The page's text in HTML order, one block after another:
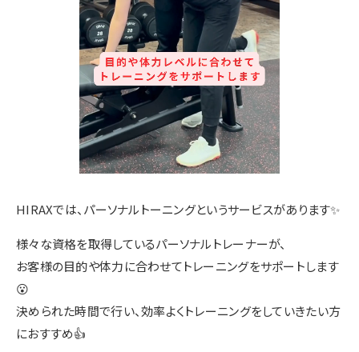
HIRAXでは、パーソナルトーニングというサービスがあります✨
様々な資格を取得しているパーソナルトレーナーが、
お客様の目的や体力に合わせてトレーニングをサポートします
😮
決められた時間で行い、効率よくトレーニングをしていきたい方
におすすめ👍